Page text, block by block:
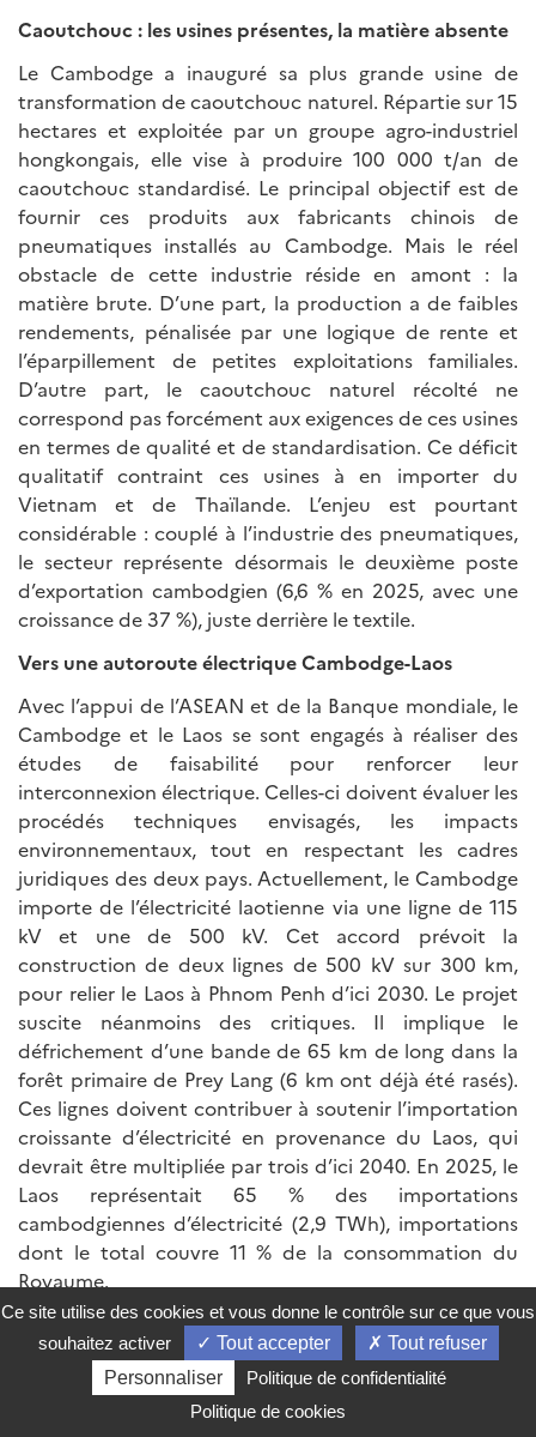
Caoutchouc : les usines présentes, la matière absente
Le Cambodge a inauguré sa plus grande usine de
transformation de caoutchouc naturel. Répartie sur 15
hectares et exploitée par un groupe agro-industriel
hongkongais, elle vise à produire 100 000 t/an de
caoutchouc standardisé. Le principal objectif est de
fournir ces produits aux fabricants chinois de
pneumatiques installés au Cambodge. Mais le réel
obstacle de cette industrie réside en amont : la
matière brute. D’une part, la production a de faibles
rendements, pénalisée par une logique de rente et
l’éparpillement de petites exploitations familiales.
D’autre part, le caoutchouc naturel récolté ne
correspond pas forcément aux exigences de ces usines
en termes de qualité et de standardisation. Ce déficit
qualitatif contraint ces usines à en importer du
Vietnam et de Thaïlande. L’enjeu est pourtant
considérable : couplé à l’industrie des pneumatiques,
le secteur représente désormais le deuxième poste
d’exportation cambodgien (6,6 % en 2025, avec une
croissance de 37 %), juste derrière le textile.
Vers une autoroute électrique Cambodge-Laos
Avec l’appui de l’ASEAN et de la Banque mondiale, le
Cambodge et le Laos se sont engagés à réaliser des
études de faisabilité pour renforcer leur
interconnexion électrique. Celles-ci doivent évaluer les
procédés techniques envisagés, les impacts
environnementaux, tout en respectant les cadres
juridiques des deux pays. Actuellement, le Cambodge
importe de l’électricité laotienne via une ligne de 115
kV et une de 500 kV. Cet accord prévoit la
construction de deux lignes de 500 kV sur 300 km,
pour relier le Laos à Phnom Penh d’ici 2030. Le projet
suscite néanmoins des critiques. Il implique le
défrichement d’une bande de 65 km de long dans la
forêt primaire de Prey Lang (6 km ont déjà été rasés).
Ces lignes doivent contribuer à soutenir l’importation
croissante d’électricité en provenance du Laos, qui
devrait être multipliée par trois d’ici 2040. En 2025, le
Laos représentait 65 % des importations
cambodgiennes d’électricité (2,9 TWh), importations
dont le total couvre 11 % de la consommation du
Royaume.
Laos
L’inflation ralentit, mais le coût de la vie reste élevé
L’inflation au Laos a reculé à 9 % en mai, contre 10,2 %
Ce site utilise des cookies et vous donne le contrôle sur ce que vous
souhaitez activer
Tout accepter
Tout refuser
Personnaliser
Politique de confidentialité
Politique de cookies